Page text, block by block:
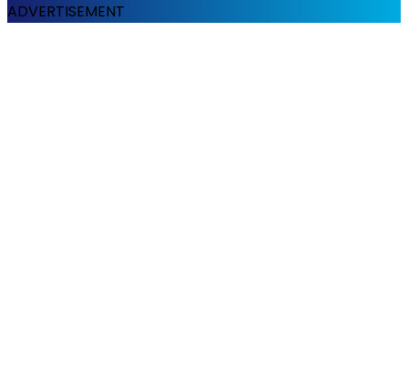
ADVERTISEMENT